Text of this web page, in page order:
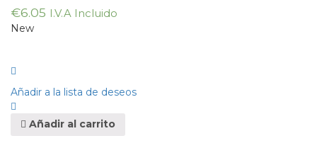
€6.05 I.V.A Incluido
New
Añadir a la lista de deseos
Añadir al carrito